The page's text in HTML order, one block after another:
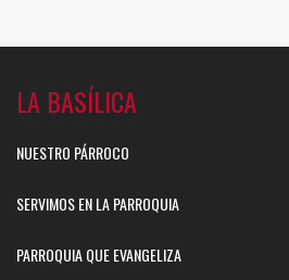
LA BASÍLICA
NUESTRO PÁRROCO
SERVIMOS EN LA PARROQUIA
PARROQUIA QUE EVANGELIZA